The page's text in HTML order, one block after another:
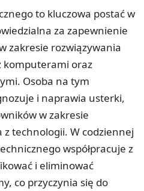
to kluczowa postać w
za zapewnienie
zakresie rozwiązywania
komputerami oraz
Osoba na tym
i naprawia usterki,
w zakresie
technologii. W codziennej
współpracuje z
i eliminować
co przyczynia się do